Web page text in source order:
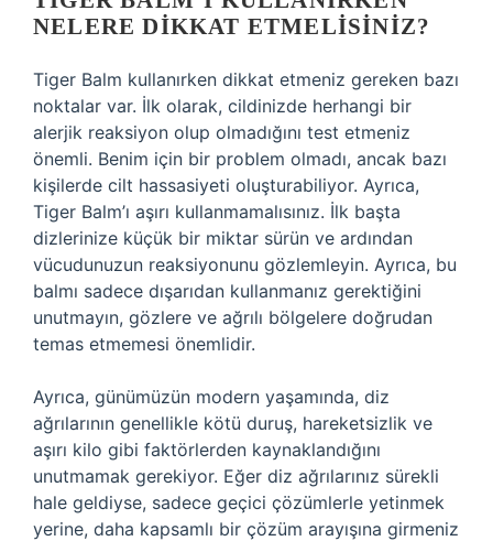
NELERE DIKKAT ETMELISINIZ?
Tiger Balm kullanırken dikkat etmeniz gereken bazı
noktalar var. İlk olarak, cildinizde herhangi bir
alerjik reaksiyon olup olmadığını test etmeniz
önemli. Benim için bir problem olmadı, ancak bazı
kişilerde cilt hassasiyeti oluşturabiliyor. Ayrıca,
Tiger Balm’ı aşırı kullanmamalısınız. İlk başta
dizlerinize küçük bir miktar sürün ve ardından
vücudunuzun reaksiyonunu gözlemleyin. Ayrıca, bu
balmı sadece dışarıdan kullanmanız gerektiğini
unutmayın, gözlere ve ağrılı bölgelere doğrudan
temas etmemesi önemlidir.
Ayrıca, günümüzün modern yaşamında, diz
ağrılarının genellikle kötü duruş, hareketsizlik ve
aşırı kilo gibi faktörlerden kaynaklandığını
unutmamak gerekiyor. Eğer diz ağrılarınız sürekli
hale geldiyse, sadece geçici çözümlerle yetinmek
yerine, daha kapsamlı bir çözüm arayışına girmeniz